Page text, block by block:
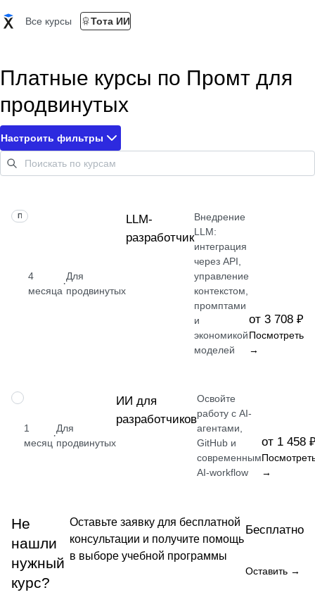
Все курсы Тота ИИ
Платные курсы по Промт для
продвинутых
Настроить фильтры
ПРОФЕССИЯ
4
месяца
·
Для
продвинутых
LLM-
разработчик
Внедрение
LLM:
интеграция
через API,
управление
контекстом,
промптами
и
экономикой
моделей
от 3 708 ₽
Посмотреть
→
ПРОФЕССИЯ
1
месяц
·
Для
продвинутых
ИИ для
разработчиков
Освойте
работу с AI-
агентами,
GitHub и
современным
AI-workflow
от 1 458
→
Не
нашли
нужный
курс?
Оставьте заявку для бесплатной
консультации и получите помощь
в выборе учебной программы
Бесплатно
Оставить →